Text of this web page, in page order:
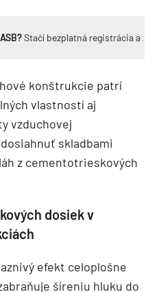
Stačí bezplatná registrácia a
konštrukcie patrí
vlastností aj
vzduchovej
skladbami
z cementotrieskových
dosiek v
efekt celoplošne
šíreniu hluku do